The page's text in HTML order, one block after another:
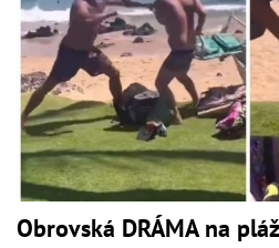
Obrovská DRÁMA na